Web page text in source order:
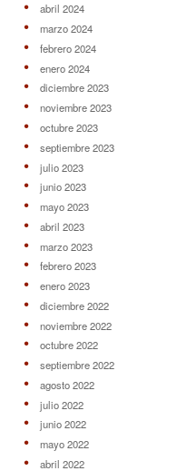
abril 2024
marzo 2024
febrero 2024
enero 2024
diciembre 2023
noviembre 2023
octubre 2023
septiembre 2023
julio 2023
junio 2023
mayo 2023
abril 2023
marzo 2023
febrero 2023
enero 2023
diciembre 2022
noviembre 2022
octubre 2022
septiembre 2022
agosto 2022
julio 2022
junio 2022
mayo 2022
abril 2022